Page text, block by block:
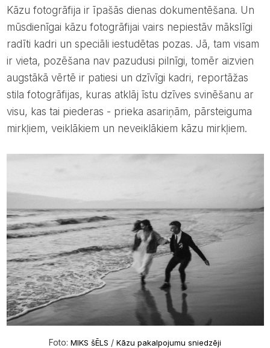
Kāzu fotogrāfija ir īpašās dienas dokumentēšana. Un
mūsdienīgai kāzu fotogrāfijai vairs nepiestāv mākslīgi
radīti kadri un speciāli iestudētas pozas. Jā, tam visam
ir vieta, pozēšana nav pazudusi pilnīgi, tomēr aizvien
augstākā vērtē ir patiesi un dzīvīgi kadri, reportāžas
stila fotogrāfijas, kuras atklāj īstu dzīves svinēšanu ar
visu, kas tai piederas - prieka asariņām, pārsteiguma
mirkļiem, veiklākiem un neveiklākiem kāzu mirkļiem.
Foto: MIKS šĒLS / Kāzu pakalpojumu sniedzēji